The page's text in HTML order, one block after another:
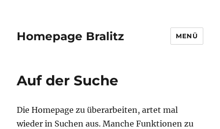
Homepage Bralitz MENÜ
Auf der Suche
Die Homepage zu überarbeiten, artet mal
wieder in Suchen aus. Manche Funktionen zu